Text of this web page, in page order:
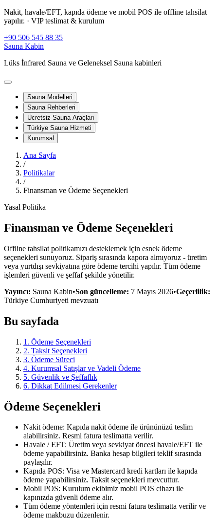
Nakit, havale/EFT, kapıda ödeme ve mobil POS ile offline tahsilat
yapılır. · VIP teslimat & kurulum
+90 506 545 88 35
Sauna Kabin
Lüks İnfrared Sauna ve Geleneksel Sauna kabinleri
Sauna Modelleri
Sauna Rehberleri
Ücretsiz Sauna Araçları
Türkiye Sauna Hizmeti
Kurumsal
Ana Sayfa
/
Politikalar
/
Finansman ve Ödeme Seçenekleri
Yasal Politika
Finansman ve Ödeme Seçenekleri
Offline tahsilat politikamızı desteklemek için esnek ödeme
seçenekleri sunuyoruz. Sipariş sırasında kapora almıyoruz - üretim
veya yurtdışı sevkiyatına göre ödeme tercihi yapılır. Tüm ödeme
işlemleri güvenli ve şeffaf şekilde yönetilir.
Yayıncı: Sauna Kabin•Son güncelleme: 7 Mayıs 2026•Geçerlilik:
Türkiye Cumhuriyeti mevzuatı
Bu sayfada
1 . Ödeme Seçenekleri
2. Taksit Seçenekleri
3. Ödeme Süreci
4. Kurumsal Satışlar ve Vadeli Ödeme
5. Güvenlik ve Şeffaflık
6. Dikkat Edilmesi Gerekenler
Ödeme Seçenekleri
Nakit ödeme: Kapıda nakit ödeme ile ürününüzü teslim
alabilirsiniz. Resmi fatura teslimatta verilir.
Havale / EFT: Üretim veya sevkiyat öncesi havale/EFT ile
ödeme yapabilirsiniz. Banka hesap bilgileri teklif sırasında
paylaşılır.
Kapıda POS: Visa ve Mastercard kredi kartları ile kapıda
ödeme yapabilirsiniz. Taksit seçenekleri mevcuttur.
Mobil POS: Kurulum ekibimiz mobil POS cihazı ile
kapınızda güvenli ödeme alır.
Tüm ödeme yöntemleri için resmi fatura teslimatta verilir ve
ödeme makbuzu düzenlenir.